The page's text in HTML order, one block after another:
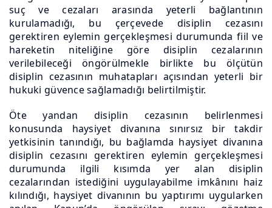
suç ve cezaları arasında yeterli bağlantının
kurulamadığı, bu çerçevede disiplin cezasını
gerektiren eylemin gerçekleşmesi durumunda fiil ve
hareketin niteliğine göre disiplin cezalarının
verilebileceği öngörülmekle birlikte bu ölçütün
disiplin cezasının muhatapları açısından yeterli bir
hukuki güvence sağlamadığı belirtilmiştir.
Öte yandan disiplin cezasının belirlenmesi
konusunda haysiyet divanına sınırsız bir takdir
yetkisinin tanındığı, bu bağlamda haysiyet divanına
disiplin cezasını gerektiren eylemin gerçekleşmesi
durumunda ilgili kısımda yer alan disiplin
cezalarından istediğini uygulayabilme imkânını haiz
kılındığı, haysiyet divanının bu yaptırımı uygularken